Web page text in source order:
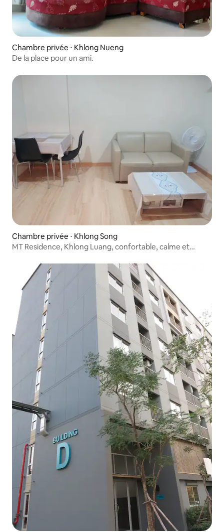
Chambre privée ⋅ Khlong Nueng
De la place pour un ami.
Chambre privée ⋅ Khlong Song
MT Residence, Khlong Luang, confortable, calme et